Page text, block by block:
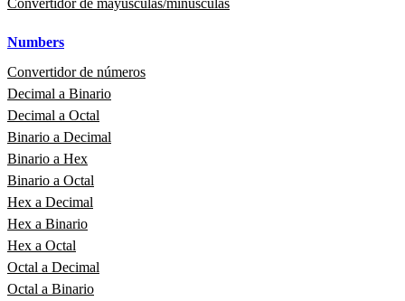
Numbers
Convertidor de números
Decimal a Binario
Decimal a Octal
Binario a Decimal
Binario a Hex
Binario a Octal
Hex a Decimal
Hex a Binario
Hex a Octal
Octal a Decimal
Octal a Binario